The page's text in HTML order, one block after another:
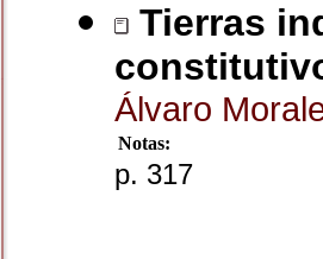
Tierras
Álvaro
Notas:
p. 317